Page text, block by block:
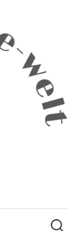
Suchen
nach: